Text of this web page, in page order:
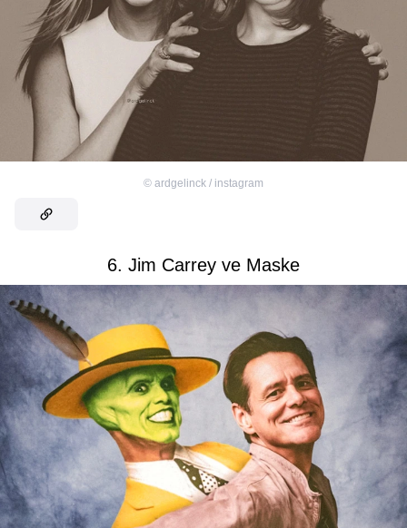
© ardgelinck / instagram
6. Jim Carrey ve Maske